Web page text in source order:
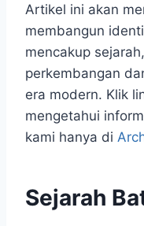
Artikel ini akan
membangun
mencakup
perkembangan
era modern. Klik
mengetahui
kami hanya di
Sejarah